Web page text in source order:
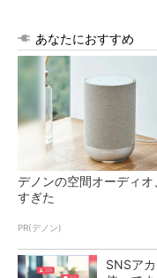
あなたにおすすめ
デノンの空間オーディオ
すぎた
PR(デノン)
SNSア